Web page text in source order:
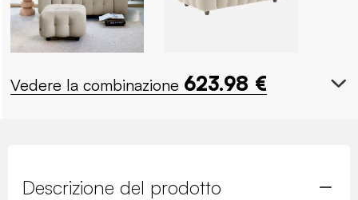
Vedere la combinazione 623.98 €
Descrizione del prodotto